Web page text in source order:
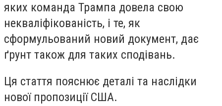
яких команда Трампа довела свою
некваліфікованість, і те, як
сформульований новий документ, дає
ґрунт також для таких сподівань.
Ця стаття пояснює деталі та наслідки
нової пропозиції США.